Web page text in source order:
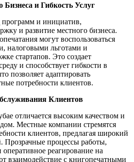
и Гибкость Услуг
программ и инициатив,
и развитие местного бизнеса.
могут воспользоваться
налоговыми льготами и
стартапов. Это создает
и способствует гибкости в
позволяет адаптировать
потребности клиентов.
Клиентов
отличается высоким качеством и
Местные компании стремятся
клиентов, предлагая широкий
Прозрачные процессы работы,
оперативное реагирование на
взаимодействие с книгопечатными